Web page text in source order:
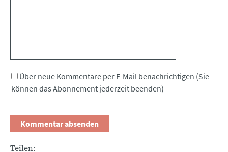
Über neue Kommentare per E-Mail benachrichtigen (Sie
können das Abonnement jederzeit beenden)
Teilen: